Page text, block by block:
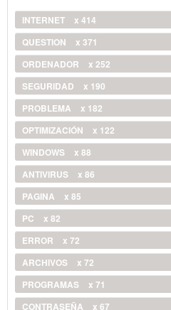
INTERNET
x 414
QUESTION
x 371
ORDENADOR
x 252
SEGURIDAD
x 190
PROBLEMA
x 182
OPTIMIZACIÓN
x 122
WINDOWS
x 88
ANTIVIRUS
x 86
PAGINA
x 85
PC
x 82
ERROR
x 72
ARCHIVOS
x 72
PROGRAMAS
x 71
CONTRASEÑA
x 67